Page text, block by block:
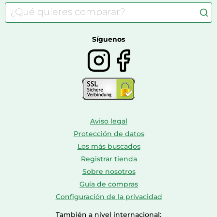
Consolas
Comida para perros
Farmacia veterinaria
Bolsos y maletas
Botas mujer
Síguenos
Aviso legal
Protección de datos
Los más buscados
Registrar tienda
Sobre nosotros
Guía de compras
Configuración de la privacidad
También a nivel internacional: